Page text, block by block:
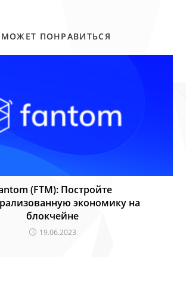
ПОНРАВИТЬСЯ
(FTM): Постройте
экономику на
блокчейне
19.06.2023